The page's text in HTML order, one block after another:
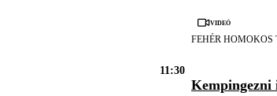
Videó
FEHÉR HOMOKOS
11:30
Kempingezni